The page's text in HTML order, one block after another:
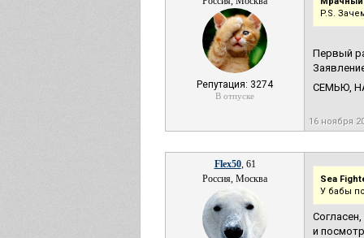
Репутация: 3274
В отпуске
P.S.
Первый
СЕМЬЮ,
16 ноября
Flex50, 61
Россия, Москва
Sea
У бабы
и